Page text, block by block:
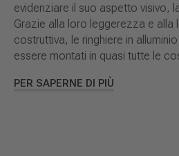
evidenziare il suo aspetto visivo,
Grazie alla loro leggerezza e alla
costruttiva, le ringhiere in
essere montati in quasi tutte le
PER SAPERNE DI PIÙ